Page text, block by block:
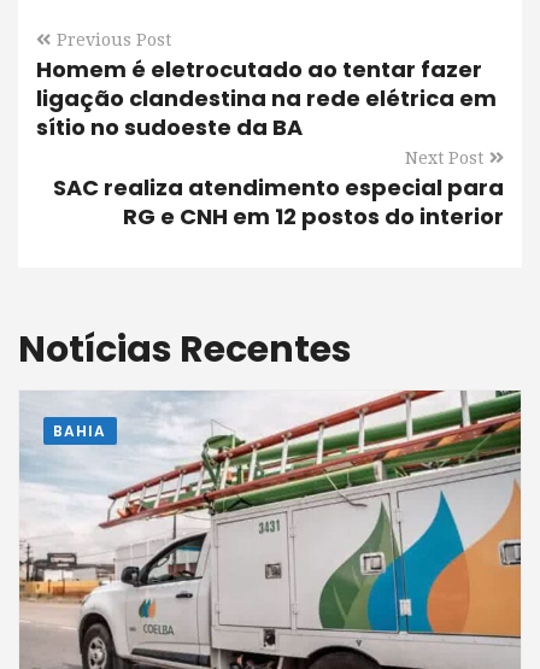
Previous Post
Homem é eletrocutado ao tentar fazer
ligação clandestina na rede elétrica em
sítio no sudoeste da BA
Next Post
SAC realiza atendimento especial para
RG e CNH em 12 postos do interior
Notícias Recentes
BAHIA